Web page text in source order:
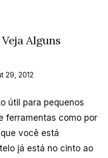
Alguns
29, 2012
útil para pequenos
ferramentas como por
você está
já está no cinto ao